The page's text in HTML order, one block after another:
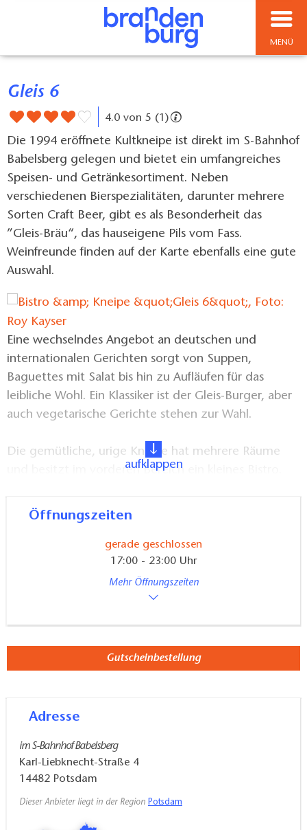
MENÜ
Gleis 6
4.0 von 5 (1)
Die 1994 eröffnete Kultkneipe ist direkt im S-Bahnhof
Babelsberg gelegen und bietet ein umfangreiches
Speisen- und Getränkesortiment. Neben
verschiedenen Bierspezialitäten, darunter mehrere
Sorten Craft Beer, gibt es als Besonderheit das
”Gleis-Bräu“, das hauseigene Pils vom Fass.
Weinfreunde finden auf der Karte ebenfalls eine gute
Auswahl.
Eine wechselndes Angebot an deutschen und
internationalen Gerichten sorgt von Suppen,
Baguettes mit Salat bis hin zu Aufläufen für das
leibliche Wohl. Ein Klassiker ist der Gleis-Burger, aber
auch vegetarische Gerichte stehen zur Wahl.
Die gemütliche, urige Kneipe hat mehrere Räume
und besitzt im vorderen Bereich ein kleines Bistro.
Personen angemietet werden, das Bistro bietet Platz
für 40 Personen. Rauchern steht im Innenhof ein
eigener Bereich zur Verfügung.
aufklappen
Öffnungszeiten
gerade geschlossen
17:00 - 23:00 Uhr
Mehr Öffnungszeiten
Gutscheinbestellung
Adresse
im S-Bahnhof Babelsberg
Karl-Liebknecht-Straße 4
14482 Potsdam
Dieser Anbieter liegt in der Region Potsdam